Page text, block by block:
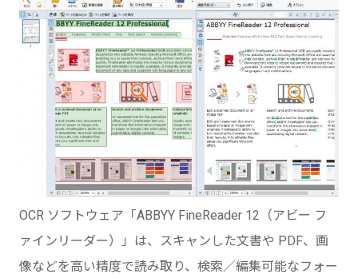
OCR ソフトウェア「ABBYY FineReader 12（アビー フ
ァインリーダー）」は、スキャンした文書や PDF、画
像などを高い精度で読み取り、検索／編集可能なフォー